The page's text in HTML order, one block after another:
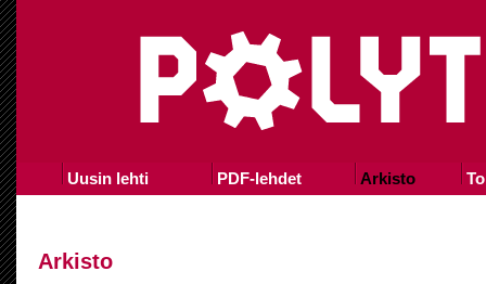
Uusin lehti PDF-lehdet Arkisto
Arkisto